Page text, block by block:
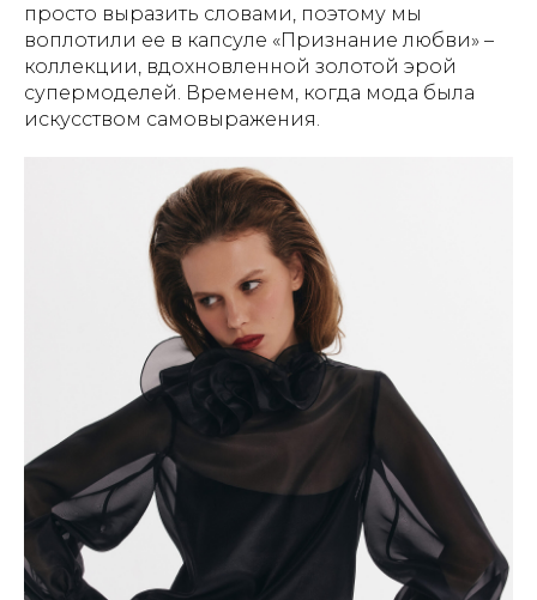
просто выразить словами, поэтому мы
воплотили ее в капсуле «Признание любви» –
коллекции, вдохновленной золотой эрой
супермоделей. Временем, когда мода была
искусством самовыражения.